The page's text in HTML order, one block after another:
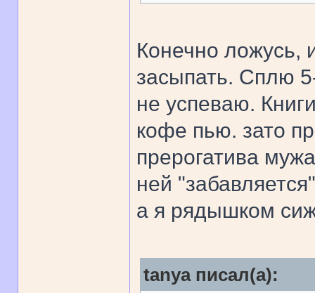
Конечно ложусь,
засыпать. Сплю
не успеваю.
кофе пью. зато
прерогатива
ней
а я рядышком
tanya писал(а):